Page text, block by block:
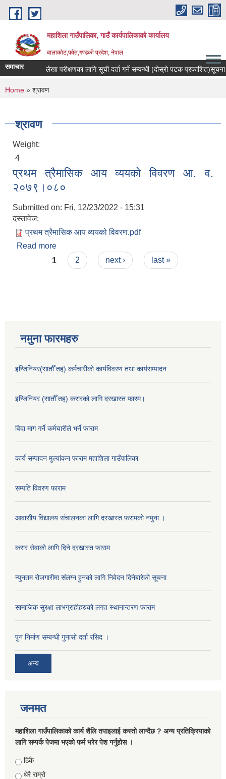
Skip to main content
महाशिला गाउँपालिका, गाउँ कार्यपालिकाको कार्यालय
बालाकोट,पर्वत,गण्डकी प्रदेश, नेपाल
समाचार लेखा परीक्षणका लागि सूची दर्ता गर्ने सम्वन्धी (दोस्रो पटक प्रकाशित)सूचना ।
You are here
Home » श्रावण
श्रावण
Weight:
4
प्रथम त्रैमासिक आय व्ययको विवरण आ. व.
२०७९।०८०
Submitted on: Fri, 12/23/2022 - 15:31
दस्तावेज:
प्रथम त्रैमासिक आय व्ययको विवरण.pdf
Read more
०८०
Pages
1 2 next › last »
नमुना फारमहरु
इन्जिनियर(सातौँ तह) कर्मचारीको कार्यविवरण तथा कार्यसम्पादन
इन्जिनियर (सातौँ तह) करारको लागि दरखास्त फारम।
विदा माग गर्ने कर्मचारीले भर्ने फाराम
कार्य सम्पादन मुल्यांकन फाराम महाशिला गाउँपालिका
सम्पति विवरण फाराम
आवासीय विद्यालय संचालनका लागि दरखास्त फरामको नमुना ।
करार सेवाको लागि दिने दरखास्त फाराम
न्युनतम रोजगारीमा संलग्न हुनको लागि निवेदन दिनेबारेको सूचना
सामाजिक सुरक्षा लाभग्राहीहरुको लगत स्थानान्तरण फाराम
पुन निर्माण सम्बन्धी गुनासो दर्ता रसिद ।
अन्य
जनमत
महाशिला गाउँपालिकाको कार्य शैलि तपाइलाई कस्तो लाग्दैछ ? अन्य प्रतिक्रियाको
लागि सम्पर्क पेजमा भएको फर्म भरेर पेश गर्नुहोस ।
Choices
ठिकै
धेरै राम्रो